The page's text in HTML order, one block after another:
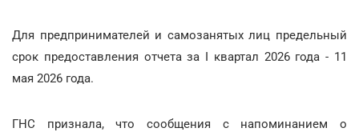
Для предпринимателей и самозанятых лиц предельный
срок предоставления отчета за I квартал 2026 года - 11
мая 2026 года.
ГНС признала, что сообщения с напоминанием о